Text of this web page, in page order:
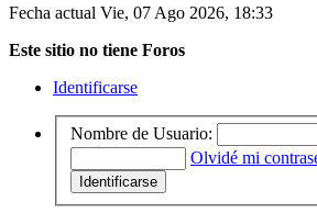
Fecha actual Vie, 07 Ago 2026, 18:33
Este sitio no tiene Foros
Identificarse
Nombre de Usuario:
Olvidé mi